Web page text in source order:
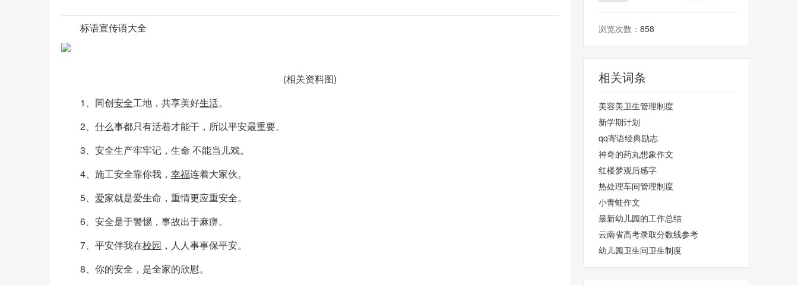
标语宣传语大全
(相关资料图)
1、同创安全工地，共享美好生活。
2、 什么事都只有活着才能干，所以平安最重要。
3、安全生产牢牢记，生命 不能当儿戏。
4、施工安全靠你我， 幸福连着大家伙。
5、 爱家就是爱生命，重情更应重安全。
6、安全是于警惕，事故出于麻痹。
7、平安伴我在校园 ，人人事事保平安。
8、你的安全，是全家的欣慰。
浏览次数： 858
相关词条
美容美卫生管理制度
新学期计划
qq寄语经典励志
神奇的药丸想象作文
红楼梦观后感字
热处理车间管理制度
小青蛙作文
最新幼儿园的工作总结
云南省高考录取分数线参考
幼儿园卫生间卫生制度